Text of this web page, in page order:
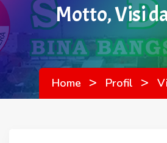
Motto, Visi
Home > Profil >